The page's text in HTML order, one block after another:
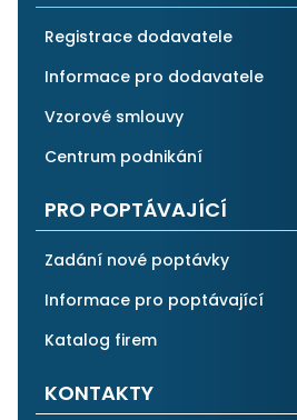
Registrace dodavatele
Informace pro dodavatele
Vzorové smlouvy
Centrum podnikání
PRO POPTÁVAJÍCÍ
Zadání nové poptávky
Informace pro poptávající
Katalog firem
KONTAKTY